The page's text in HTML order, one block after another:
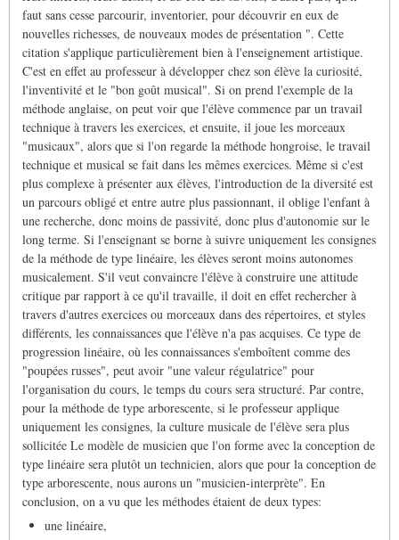
faut sans cesse parcourir, inventorier, pour découvrir en eux de
nouvelles richesses, de nouveaux modes de présentation ". Cette
citation s'applique particulièrement bien à l'enseignement artistique.
C'est en effet au professeur à développer chez son élève la curiosité,
l'inventivité et le "bon goût musical". Si on prend l'exemple de la
méthode anglaise, on peut voir que l'élève commence par un travail
technique à travers les exercices, et ensuite, il joue les morceaux
"musicaux", alors que si l'on regarde la méthode hongroise, le travail
technique et musical se fait dans les mêmes exercices. Même si c'est
plus complexe à présenter aux élèves, l'introduction de la diversité est
un parcours obligé et entre autre plus passionnant, il oblige l'enfant à
une recherche, donc moins de passivité, donc plus d'autonomie sur le
long terme. Si l'enseignant se borne à suivre uniquement les consignes
de la méthode de type linéaire, les élèves seront moins autonomes
musicalement. S'il veut convaincre l'élève à construire une attitude
critique par rapport à ce qu'il travaille, il doit en effet rechercher à
travers d'autres exercices ou morceaux dans des répertoires, et styles
différents, les connaissances que l'élève n'a pas acquises. Ce type de
progression linéaire, où les connaissances s'emboîtent comme des
"poupées russes", peut avoir "une valeur régulatrice" pour
l'organisation du cours, le temps du cours sera structuré. Par contre,
pour la méthode de type arborescente, si le professeur applique
uniquement les consignes, la culture musicale de l'élève sera plus
sollicitée Le modèle de musicien que l'on forme avec la conception de
type linéaire sera plutôt un technicien, alors que pour la conception de
type arborescente, nous aurons un "musicien-interprète". En
conclusion, on a vu que les méthodes étaient de deux types:
une linéaire,